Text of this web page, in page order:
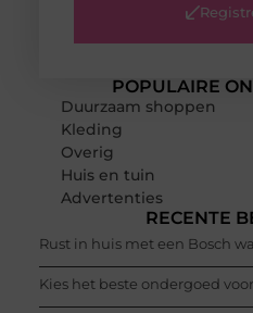
POPULAIRE
Duurzaam shoppen
Kleding
Overig
Huis en tuin
Advertenties
RECENTE
Rust in huis met een Bosch
Kies het beste ondergoed